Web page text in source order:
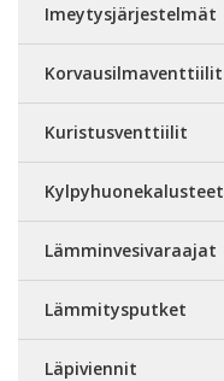
Imeytysjärjestelmät
Korvausilmaventtiilit
Kuristusventtiilit
Kylpyhuonekalusteet
Lämminvesivaraajat
Lämmitysputket
Läpiviennit